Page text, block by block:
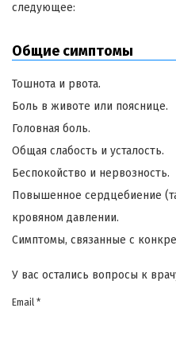
следующее:
Общие симптомы
Тошнота и рвота.
Боль в животе или пояснице.
Головная боль.
Общая слабость и усталость.
Беспокойство и нервозность.
Повышенное сердцебиение
кровяном давлении.
Симптомы, связанные с
У вас остались вопросы к
Email *